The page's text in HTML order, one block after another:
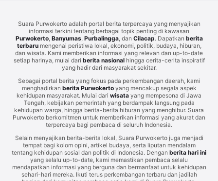
Suara Purwokerto adalah portal berita terpercaya yang menyajikan
informasi terkini tentang berbagai topik penting di kawasan
Purwokerto, Banyumas, Purbalingga, dan Cilacap. Dapatkan berita
terbarumengenai peristiwa lokal, ekonomi, politik, budaya, hiburan,
dan wisata. Kami memberikan informasi yang relevan dan up-to-date
setiap harinya, mulai dari berita nasionalhingga cerita-cerita inspiratif
yang hadir dari masyarakat sekitar.
Sebagai portal berita yang fokus pada perkembangan daerah, kami
menghadirkan berita Purwokertoyang mencakup segala aspek
kehidupan masyarakat. Mulai dari wisata yang mempesona di Jawa
Tengah, kebijakan pemerintah yang berdampak langsung pada
kehidupan warga, hingga berita-berita hiburan yang menghibur. Suara
Purwokerto berkomitmen untuk memberikan informasi yang akurat dan
terpercaya bagi pembaca di seluruh Indonesia.
Selain menyajikan berita-berita lokal, Suara Purwokerto juga menjadi
tempat bagi kolom opini, artikel budaya, serta liputan mendalam
tentang kehidupan sosial dan politik di Indonesia. Dengan berita hari ini
yang selalu up-to-date, kami memastikan pembaca selalu
mendapatkan informasi yang berguna dan bermanfaat untuk kehidupan
sehari-hari mereka. Ikuti terus perkembangan terbaru dan jadilah